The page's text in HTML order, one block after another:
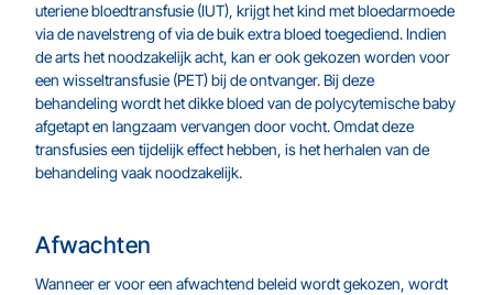
uteriene bloedtransfusie (IUT), krijgt het kind met bloedarmoede
via de navelstreng of via de buik extra bloed toegediend. Indien
de arts het noodzakelijk acht, kan er ook gekozen worden voor
een wisseltransfusie (PET) bij de ontvanger. Bij deze
behandeling wordt het dikke bloed van de polycytemische baby
afgetapt en langzaam vervangen door vocht. Omdat deze
transfusies een tijdelijk effect hebben, is het herhalen van de
behandeling vaak noodzakelijk.
Afwachten
Wanneer er voor een afwachtend beleid wordt gekozen, wordt